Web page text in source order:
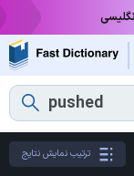
ترتیب نمایش نتایج